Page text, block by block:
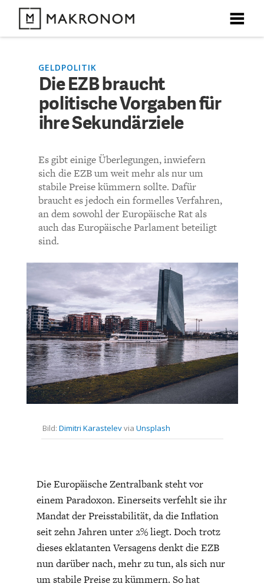
X
DEBATTEN
ARTIKEL
FEATURES
THEMEN
NEWSLETTER
ÜBER UNS
SUCHE
ABO/LOGIN
X
neuesten Beiträge.
X
BODEN
ECONOMISTS FOR FUTURE
X
CHARTBOOK
DEUTSCHLAND
GELDPOLITIK
Die EZB braucht
politische Vorgaben für
ihre Sekundärziele
Es gibt einige Überlegungen, inwiefern
sich die EZB um weit mehr als nur um
stabile Preise kümmern sollte. Dafür
braucht es jedoch ein formelles Verfahren,
an dem sowohl der Europäische Rat als
auch das Europäische Parlament beteiligt
sind.
Bild: Dimitri Karastelevvia Unsplash
Die Europäische Zentralbank steht vor
einem Paradoxon. Einerseits verfehlt sie ihr
Mandat der Preisstabilität, da die Inflation
seit zehn Jahren unter 2% liegt. Doch trotz
dieses eklatanten Versagens denkt die EZB
nun darüber nach, mehr zu tun, als sich nur
um stabile Preise zu kümmern. So hat
X
KOMMENTARE ZU
Die EZB braucht
politische Vorgaben für
KOMMENTIEREN (VIA EMAIL)
Richtlinien
Bisher noch kein Kommentar.